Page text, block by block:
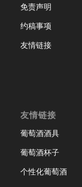
免责声明
约稿事项
友情链接
友情链接
葡萄酒酒具
葡萄酒杯子
个性化葡萄酒